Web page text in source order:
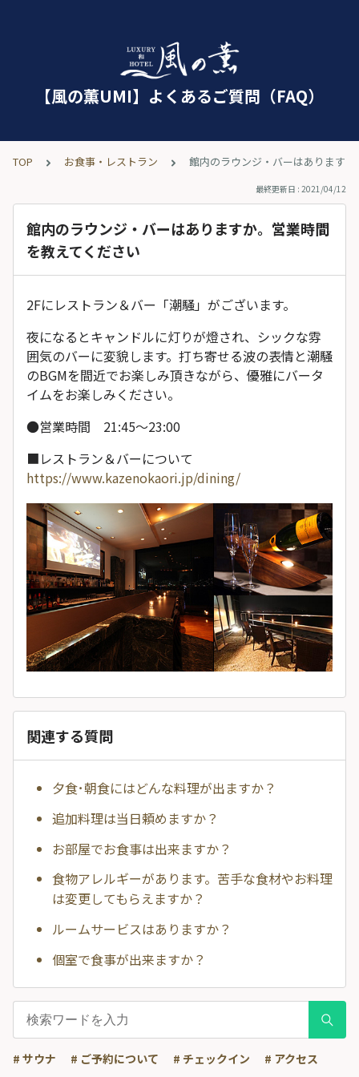
【風の薫UMI】よくあるご質問（FAQ）
TOP お食事・レストラン 館内のラウンジ・バーはあります
最終更新日 : 2021/04/12
館内のラウンジ・バーはありますか。営業時間
を教えてください
2Fにレストラン＆バー「潮騒」がございます。
夜になるとキャンドルに灯りが燈され、シックな雰
囲気のバーに変貌します。打ち寄せる波の表情と潮騒
のBGMを間近でお楽しみ頂きながら、優雅にバータ
イムをお楽しみください。
●営業時間 21:45～23:00
■レストラン＆バーについて
https://www.kazenokaori.jp/dining/
関連する質問
夕食･朝食にはどんな料理が出ますか？
追加料理は当日頼めますか？
お部屋でお食事は出来ますか？
食物アレルギーがあります。苦手な食材やお料理
は変更してもらえますか？
ルームサービスはありますか？
個室で食事が出来ますか？
# サウナ # ご予約について # チェックイン # アクセス